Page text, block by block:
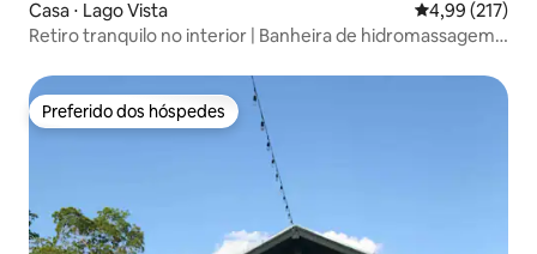
Casa ⋅ Lago Vista 4,99 de uma
4,99 (217)
Retiro tranquilo no interior | Banheira de hidromassagem |
Preferido dos hóspedes
Preferido dos hóspedes